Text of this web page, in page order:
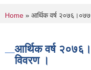
You are here
Home » आर्थिक वर्ष २०७६।०७७
आर्थिक वर्ष
विवरण ।